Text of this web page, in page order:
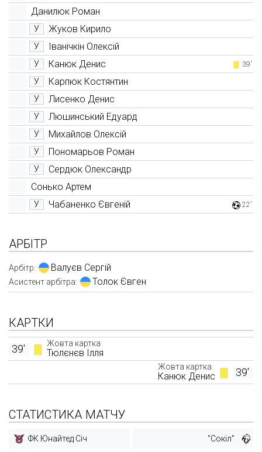
Данилюк Роман
У Жуков Кирило
У Іванічкін Олексій
У Канюк Денис 39'
У Карпюк Костянтин
У Лисенко Денис
У Люшинський Едуард
У Михайлов Олексій
У Пономарьов Роман
У
Сердюк Олександр
Сонько Артем
У Чабаненко Євгеній 22'
АРБІТР
Арбітр: Валуєв Сергій
Асистент арбітра: Толок Євген
КАРТКИ
Жовта картка
Тюлєнєв Ілля
39'
39'
Жовта картка
Канюк Денис
СТАТИСТИКА МАТЧУ
ФК Юнайтед Січ "Сокіл"